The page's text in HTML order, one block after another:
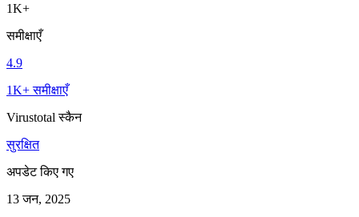
1K+
समीक्षाएँ
4.9
1K+ समीक्षाएँ
Virustotal स्कैन
सुरक्षित
अपडेट किए गए
13 जन, 2025